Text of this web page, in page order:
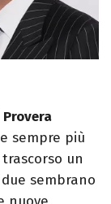
sempre più
un
sembrano